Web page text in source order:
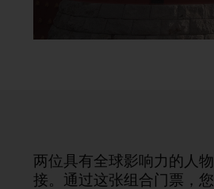
两位具有全球影响力的人
接。通过这张组合门票，